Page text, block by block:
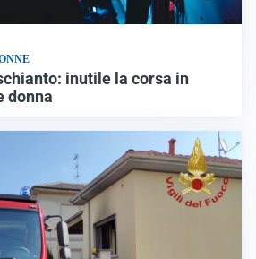
inutile la corsa in
donna